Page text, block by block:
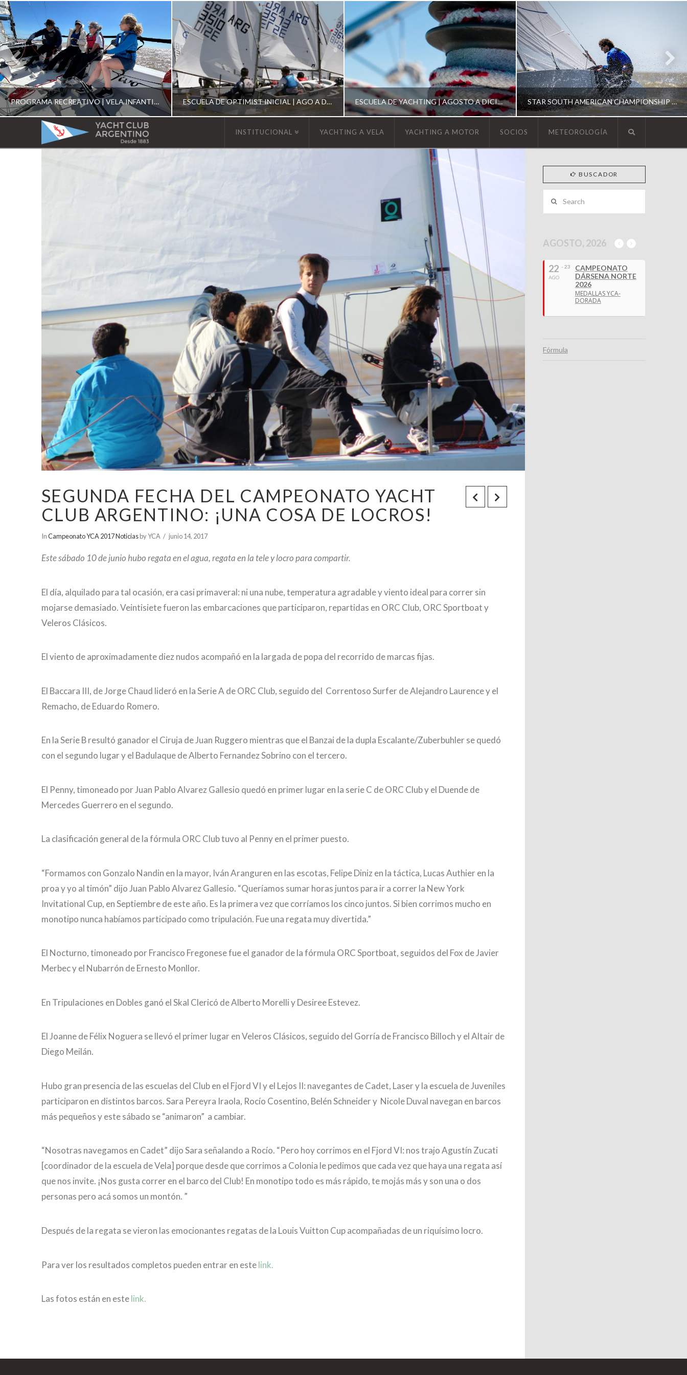
PROGRAMA RECREATIVO | VELA INFANTIL, JUVENIL Y DE CRUCERO 2026 ESCUELA DE OPTIMIST INICIAL | AGO A DIC 2026 ESCUELA DE YACHTING | AGOSTO A DICIEMBRE 2026
YCA
ESCUELA DE YACHTING
STAR SOUTH AMERICAN CHAMPIONSHIP 2026
SOUTH AMERICAN STAR 2026
YACHT
CLUB
ARGENTINO
INSTITUCIONAL YACHTING A VELA YACHTING A MOTOR SOCIOS METEOROLOGÍA
SEGUNDA FECHA DEL CAMPEONATO YACHT
CLUB ARGENTINO: ¡UNA COSA DE LOCROS!
InCampeonato YCA 2017 Noticiasby YCA junio 14, 2017
Este sábado 10 de junio hubo regata en el agua, regata en la tele y locro para compartir.
El día, alquilado para tal ocasión, era casi primaveral: ni una nube, temperatura agradable y viento ideal para correr sin
mojarse demasiado. Veintisiete fueron las embarcaciones que participaron, repartidas en ORC Club, ORC Sportboat y
Veleros Clásicos.
El viento de aproximadamente diez nudos acompañó en la largada de popa del recorrido de marcas fijas.
El Baccara III, de Jorge Chaud lideró en la Serie A de ORC Club, seguido del Correntoso Surfer de Alejandro Laurence y el
Remacho, de Eduardo Romero.
En la Serie B resultó ganador el Ciruja de Juan Ruggero mientras que el Banzai de la dupla Escalante/Zuberbuhler se quedó
con el segundo lugar y el Badulaque de Alberto Fernandez Sobrino con el tercero.
El Penny, timoneado por Juan Pablo Alvarez Gallesio quedó en primer lugar en la serie C de ORC Club y el Duende de
Mercedes Guerrero en el segundo.
La clasificación general de la fórmula ORC Club tuvo al Penny en el primer puesto.
“Formamos con Gonzalo Nandin en la mayor, Iván Aranguren en las escotas, Felipe Diniz en la táctica, Lucas Authier en la
proa y yo al timón” dijo Juan Pablo Alvarez Gallesio. “Queríamos sumar horas juntos para ir a correr la New York
Invitational Cup, en Septiembre de este año. Es la primera vez que corríamos los cinco juntos. Si bien corrimos mucho en
monotipo nunca habíamos participado como tripulación. Fue una regata muy divertida.”
El Nocturno, timoneado por Francisco Fregonese fue el ganador de la fórmula ORC Sportboat, seguidos del Fox de Javier
Merbec y el Nubarrón de Ernesto Monllor.
En Tripulaciones en Dobles ganó el Skal Clericó de Alberto Morelli y Desiree Estevez.
El Joanne de Félix Noguera se llevó el primer lugar en Veleros Clásicos, seguido del Gorría de Francisco Billoch y el Altair de
Diego Meilán.
Hubo gran presencia de las escuelas del Club en el Fjord VI y el Lejos II: navegantes de Cadet, Laser y la escuela de Juveniles
participaron en distintos barcos. Sara Pereyra Iraola, Rocío Cosentino, Belén Schneider y Nicole Duval navegan en barcos
más pequeños y este sábado se “animaron” a cambiar.
“Nosotras navegamos en Cadet” dijo Sara señalando a Rocío. “Pero hoy corrimos en el Fjord VI: nos trajo Agustín Zucati
[coordinador de la escuela de Vela] porque desde que corrimos a Colonia le pedimos que cada vez que haya una regata así
que nos invite. ¡Nos gusta correr en el barco del Club! En monotipo todo es más rápido, te mojás más y son una o dos
personas pero acá somos un montón. ”
Después de la regata se vieron las emocionantes regatas de la Louis Vuitton Cup acompañadas de un riquísimo locro.
Para ver los resultados completos pueden entrar en estelink.
Las fotos están en estelink.
BUSCADOR
AGOSTO, 2026
22
AGO
- 23
CAMPEONATO
DÁRSENA NORTE
2026
MEDALLAS YCA-
DORADA
Fórmula